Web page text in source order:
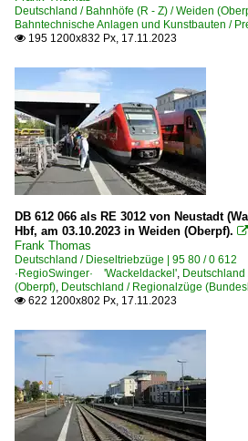
Deutschland / Bahnhöfe (R - Z) / Weiden
Bahntechnische Anlagen und Kunstbauten /
 195 1200x832 Px, 17.11.2023
DB 612 066 als RE 3012 von Neustadt
Hbf, am 03.10.2023 in Weiden (Oberpf). 
Frank Thomas
Deutschland / Dieseltriebzüge | 95 80 / 0
·RegioSwinger· 'Wackeldackel', Deutschland
(Oberpf), Deutschland / Regionalzüge
 622 1200x802 Px, 17.11.2023